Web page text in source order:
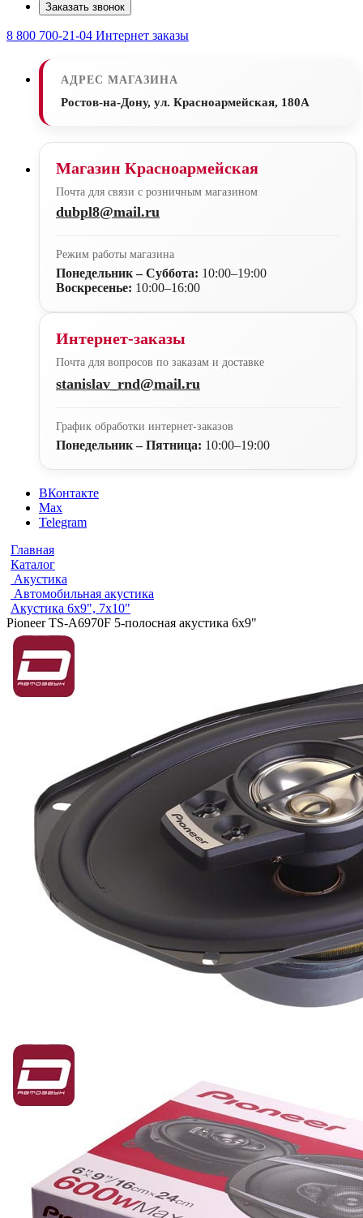
Заказать звонок
8 800 700-21-04 Интернет заказы
АДРЕС МАГАЗИНА
Ростов-на-Дону, ул. Красноармейская, 180А
Магазин Красноармейская
Почта для связи с розничным магазином
dubpl8@mail.ru
Режим работы магазина
Понедельник – Суббота: 10:00–19:00
Воскресенье: 10:00–16:00
Интернет-заказы
Почта для вопросов по заказам и доставке
stanislav_rnd@mail.ru
График обработки интернет-заказов
Понедельник – Пятница: 10:00–19:00
ВКонтакте
Max
Telegram
Главная
Каталог
Акустика
Автомобильная акустика
Акустика 6х9", 7х10"
Pioneer TS-A6970F 5-полосная акустика 6х9"